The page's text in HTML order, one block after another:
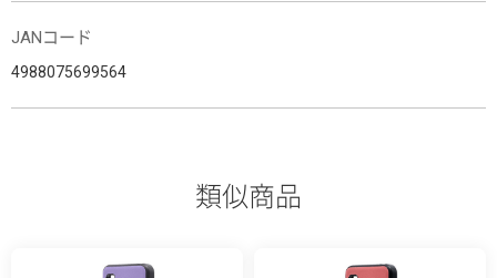
JANコード
4988075699564
類似商品